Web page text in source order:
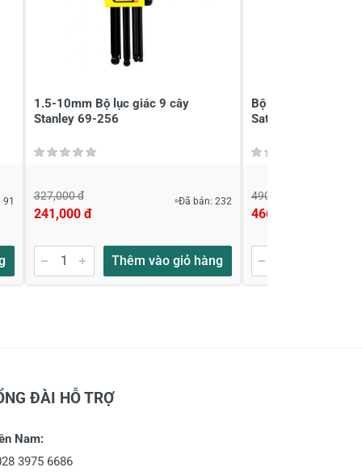
91
1.5-10mm Bộ lục giác 9 cây
Stanley 69-256
327,000 đ
241,000 đ
Đã bán: 232
Thêm vào giỏ hàng
Bộ lục giác dài 9
Sata 09103CH
490,000 đ
466,000 đ
ĐÀI HỖ TRỢ
Nam:
3975 6686